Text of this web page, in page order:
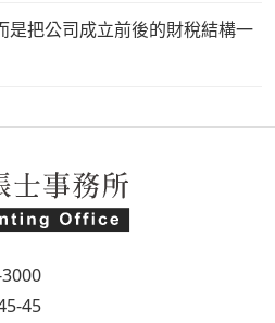
是把公司成立前後的財稅結構一
45